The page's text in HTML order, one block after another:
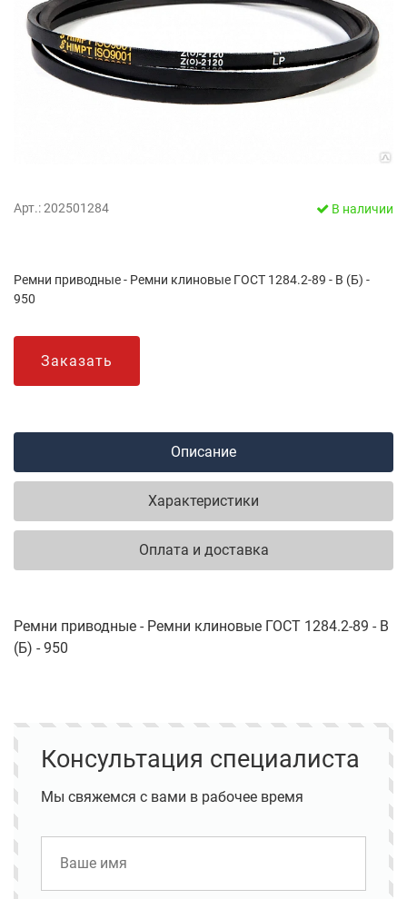
Арт.: 202501284 В наличии
Ремни приводные - Ремни клиновые ГОСТ 1284.2-89 - B (Б) -
950
Заказать
Описание
Характеристики
Оплата и доставка
Ремни приводные - Ремни клиновые ГОСТ 1284.2-89 - B
(Б) - 950
Консультация специалиста
Мы свяжемся с вами в рабочее время